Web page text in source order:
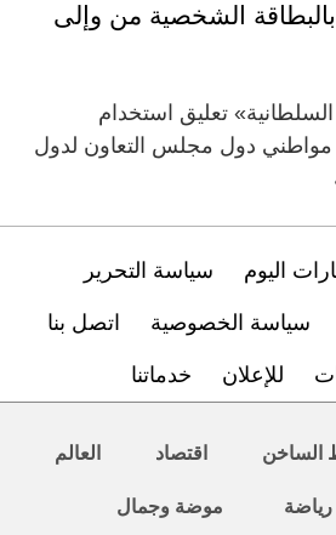
الشخصية من وإلى
تعليق استخدام
و مواطني دول مجلس التعاون لدول
اليوم سياسة التحرير
سياسة الخصوصية اتصل بنا
للإعلان خدماتنا
الساخن اقتصاد العالم
رياضة موضة وجمال